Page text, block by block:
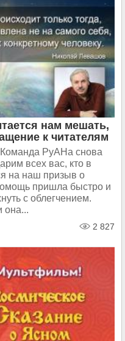
нам мешать,
к читателям
РуАНа снова
всех вас, кто в
на наш призыв о
пришла быстро и
с облегчением.
она...
2 827